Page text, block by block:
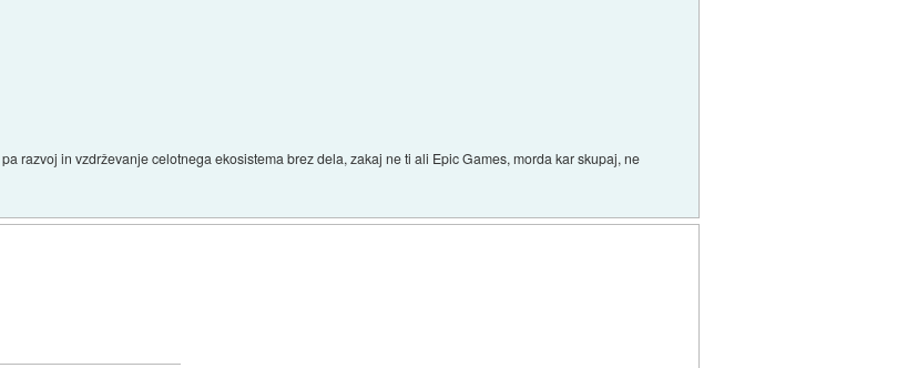
razvoj in vzdrževanje celotnega ekosistema brez dela, zakaj ne ti ali Epic Games, morda kar skupaj, ne